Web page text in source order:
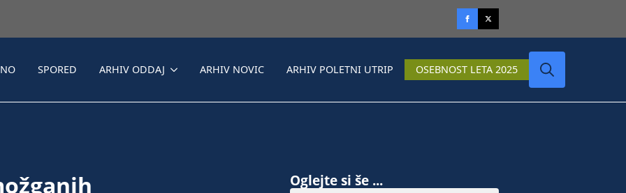
SPORED ARHIV ODDAJ ARHIV NOVIC ARHIV POLETNI UTRIP OSEBNOST LETA 2025
Oglejte si še ...